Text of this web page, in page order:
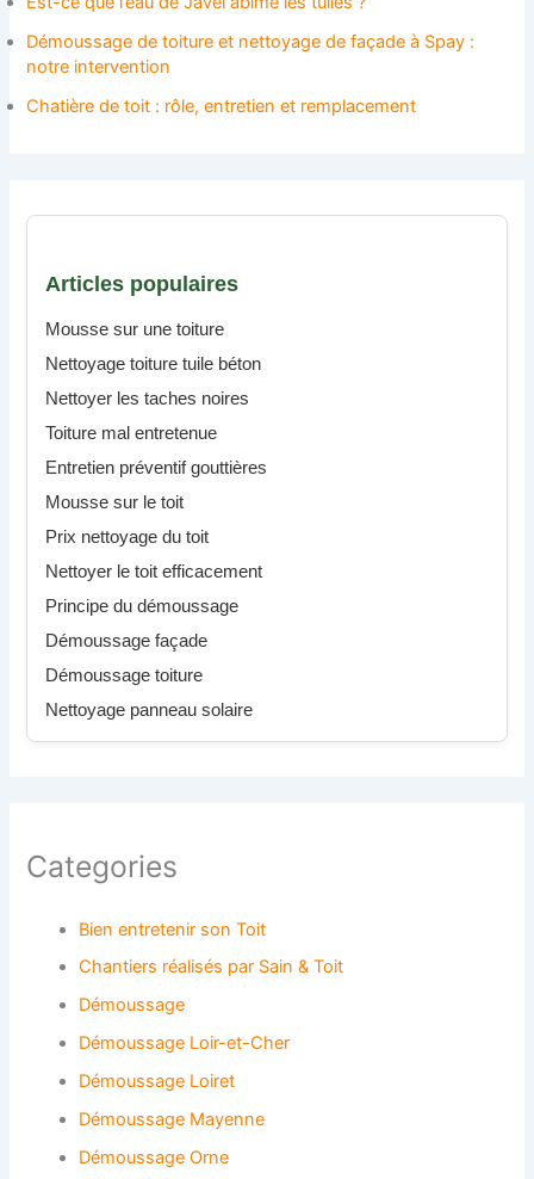
Démoussage de toiture et nettoyage de façade à Spay :
notre intervention
Chatière de toit : rôle, entretien et remplacement
Articles populaires
Mousse sur une toiture
Nettoyage toiture tuile béton
Nettoyer les taches noires
Toiture mal entretenue
Entretien préventif gouttières
Mousse sur le toit
Prix nettoyage du toit
Nettoyer le toit efficacement
Principe du démoussage
Démoussage façade
Démoussage toiture
Nettoyage panneau solaire
Categories
Bien entretenir son Toit
Chantiers réalisés par Sain & Toit
Démoussage
Démoussage Loir-et-Cher
Démoussage Loiret
Démoussage Mayenne
Démoussage Orne